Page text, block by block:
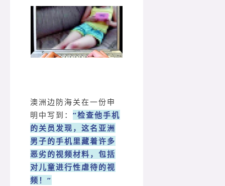
澳洲边防海关在一份申
明中写到： “检查他手机
的关员发现，这名亚洲
男子的手机里藏着许多
恶劣的视频材料，包括
对儿童进行性虐待的视
频！”